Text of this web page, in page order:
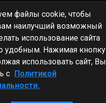
ТЕМ
Стиль
файлы cookie, чтобы
наилучший возможный
использование сайта
удобным. Нажимая кнопку
использовать сайт, Вы
с Политикой